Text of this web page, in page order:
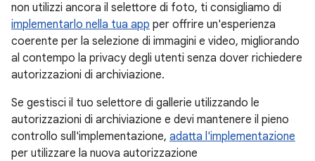
non utilizzi ancora il selettore di foto, ti consigliamo di
implementarlo nella tua app per offrire un'esperienza
coerente per la selezione di immagini e video, migliorando
al contempo la privacy degli utenti senza dover richiedere
autorizzazioni di archiviazione.
Se gestisci il tuo selettore di gallerie utilizzando le
autorizzazioni di archiviazione e devi mantenere il pieno
controllo sull'implementazione, adatta l'implementazione
per utilizzare la nuova autorizzazione